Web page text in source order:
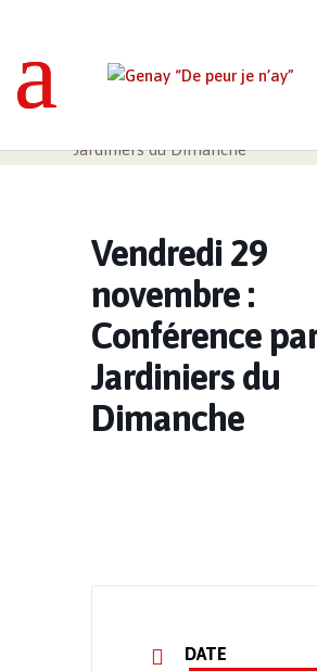
Jardiniers du Dimanche
Vendredi 29
novembre :
Conférence
Jardiniers du
Dimanche
DATE